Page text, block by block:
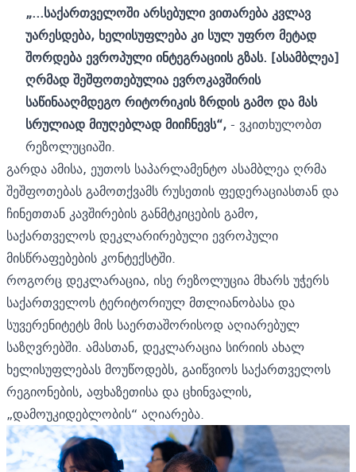
„...საქართველოში არსებული ვითარება კვლავ
უარესდება, ხელისუფლება კი სულ უფრო მეტად
შორდება ევროპული ინტეგრაციის გზას. [ასამბლეა]
ღრმად შეშფოთებულია ევროკავშირის
საწინააღმდეგო რიტორიკის ზრდის გამო და მას
სრულიად მიუღებლად მიიჩნევს“,- ვკითხულობთ
რეზოლუციაში.
გარდა ამისა, ეუთოს საპარლამენტო ასამბლეა ღრმა
შეშფოთებას გამოთქვამს რუსეთის ფედერაციასთან და
ჩინეთთან კავშირების განმტკიცების გამო,
საქართველოს დეკლარირებული ევროპული
მისწრაფებების კონტექსტში.
როგორც დეკლარაცია, ისე რეზოლუცია მხარს უჭერს
საქართველოს ტერიტორიულ მთლიანობასა და
სუვერენიტეტს მის საერთაშორისოდ აღიარებულ
საზღვრებში. ამასთან, დეკლარაცია სირიის ახალ
ხელისუფლებას მოუწოდებს, გაიწვიოს საქართველოს
რეგიონების, აფხაზეთისა და ცხინვალის,
„დამოუკიდებლობის“ აღიარება.